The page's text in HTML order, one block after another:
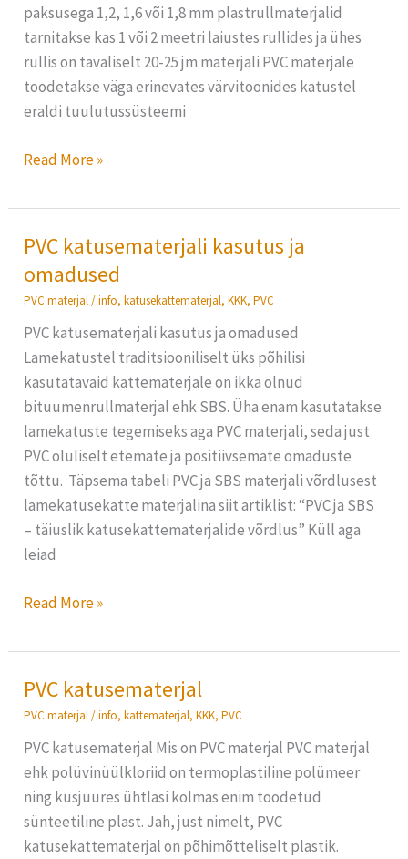
paksusega 1,2, 1,6 või 1,8 mm plastrullmaterjalid
tarnitakse kas 1 või 2 meetri laiustes rullides ja ühes
rullis on tavaliselt 20-25 jm materjali PVC materjale
toodetakse väga erinevates värvitoonides katustel
eraldi tuulutussüsteemi
Read More »
PVC katusematerjali kasutus ja
omadused
PVC materjal/info,katusekattematerjal,KKK,PVC
PVC katusematerjali kasutus ja omadused
Lamekatustel traditsiooniliselt üks põhilisi
kasutatavaid kattematerjale on ikka olnud
bituumenrullmaterjal ehk SBS. Üha enam kasutatakse
lamekatuste tegemiseks aga PVC materjali, seda just
PVC oluliselt etemate ja positiivsemate omaduste
tõttu. Täpsema tabeli PVC ja SBS materjali võrdlusest
lamekatusekatte materjalina siit artiklist: “PVC ja SBS
– täiuslik katusekattematerjalide võrdlus” Küll aga
leiad
PVC
katusematerjali
kasutus
omadused
Read More »
PVC katusematerjal
PVC materjal/info,kattematerjal,KKK,PVC
PVC katusematerjal Mis on PVC materjal PVC materjal
ehk polüvinüülkloriid on termoplastiline polümeer
ning kusjuures ühtlasi kolmas enim toodetud
sünteetiline plast. Jah, just nimelt, PVC
katusekattematerjal on põhimõtteliselt plastik.
PVC
katusematerjal